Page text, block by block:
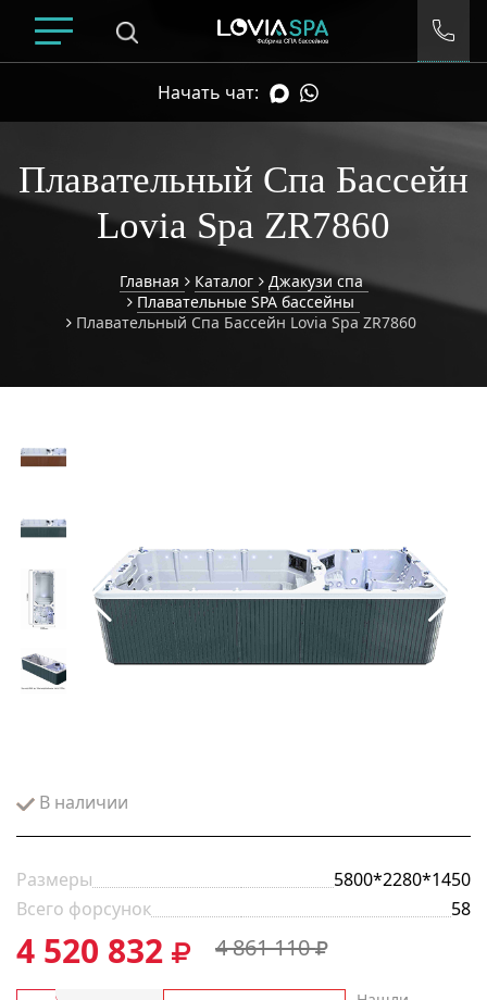
Начать чат:
Плавательный Спа Бассейн
Lovia Spa ZR7860
Главная Каталог
Джакузи спа
Плавательные SPA бассейны
Плавательный Спа Бассейн Lovia Spa ZR7860
В наличии
Размеры
5800*2280*1450
Всего форсунок
58
4 520 832 4 861 110